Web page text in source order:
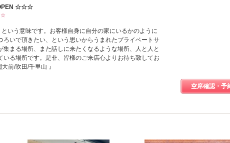
☆☆☆
☆
という意味です。お客様自身に自分の家にいるかのように
ろいで頂きたい、という思いからうまれたプライベートサ
まる場所、また話しに来たくなるような場所、人と人と
いる場所です。是非、皆様のご来店心よりお待ち致してお
前/吹田/千里山 』
空席確認・予